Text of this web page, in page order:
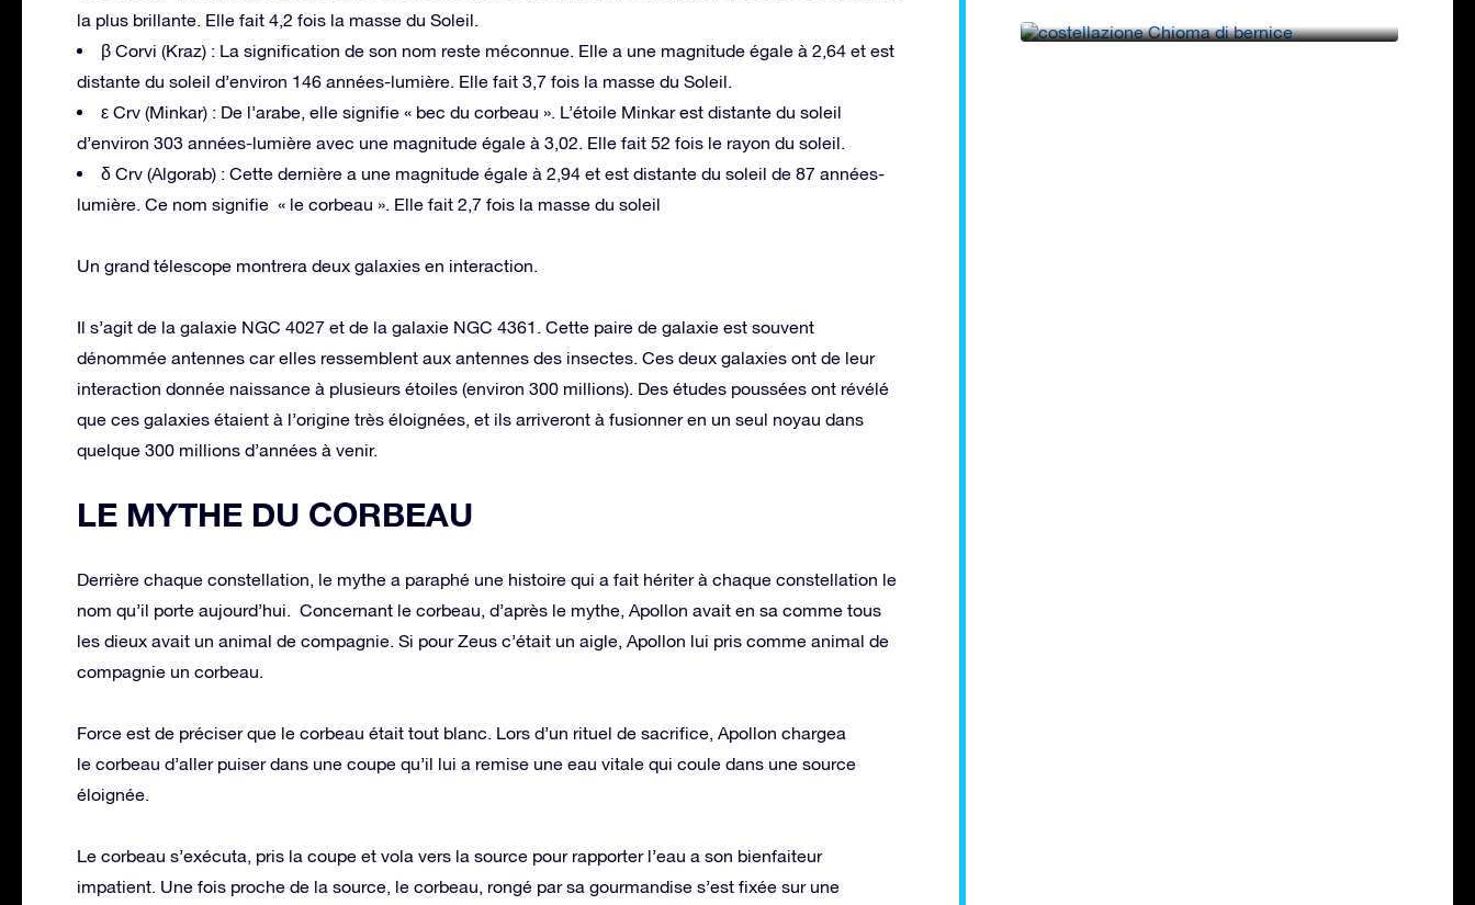
la plus brillante. Elle fait 4,2 fois la masse du Soleil.
β Corvi (Kraz) : La signification de son nom reste méconnue. Elle a une magnitude égale à 2,64 et est
distante du soleil d’environ 146 années-lumière. Elle fait 3,7 fois la masse du Soleil.
ε Crv (Minkar) : De l’arabe, elle signifie « bec du corbeau ». L’étoile Minkar est distante du soleil
d’environ 303 années-lumière avec une magnitude égale à 3,02. Elle fait 52 fois le rayon du soleil.
δ Crv (Algorab) : Cette dernière a une magnitude égale à 2,94 et est distante du soleil de 87 années-
lumière. Ce nom signifie « le corbeau ». Elle fait 2,7 fois la masse du soleil
Un grand télescope montrera deux galaxies en interaction.
Il s’agit de la galaxie NGC 4027 et de la galaxie NGC 4361. Cette paire de galaxie est souvent
dénommée antennes car elles ressemblent aux antennes des insectes. Ces deux galaxies ont de leur
interaction donnée naissance à plusieurs étoiles (environ 300 millions). Des études poussées ont révélé
que ces galaxies étaient à l’origine très éloignées, et ils arriveront à fusionner en un seul noyau dans
quelque 300 millions d’années à venir.
LE MYTHE DU CORBEAU
Derrière chaque constellation, le mythe a paraphé une histoire qui a fait hériter à chaque constellation le
nom qu’il porte aujourd’hui. Concernant le corbeau, d’après le mythe, Apollon avait en sa comme tous
les dieux avait un animal de compagnie. Si pour Zeus c’était un aigle, Apollon lui pris comme animal de
compagnie un corbeau.
Force est de préciser que le corbeau était tout blanc. Lors d’un rituel de sacrifice, Apollon chargea
le corbeau d’aller puiser dans une coupe qu’il lui a remise une eau vitale qui coule dans une source
éloignée.
Le corbeau s’exécuta, pris la coupe et vola vers la source pour rapporter l’eau a son bienfaiteur
impatient. Une fois proche de la source, le corbeau, rongé par sa gourmandise s’est fixée sur une